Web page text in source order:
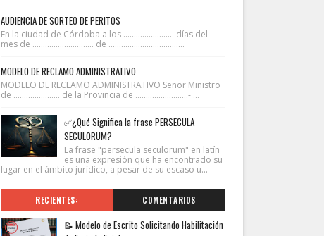
AUDIENCIA DE SORTEO DE PERITOS
En la ciudad de Córdoba a los ....................... días del
mes de ............................. de ....................................
MODELO DE RECLAMO ADMINISTRATIVO
MODELO DE RECLAMO ADMINISTRATIVO Señor Ministro
de ...................... de la Provincia de .........................- ...
✅¿Qué Significa la frase PERSECULA
SECULORUM?
La frase "persecula seculorum" en latín
es una expresión que ha encontrado su
lugar en el ámbito jurídico, a pesar de su escaso u...
RECIENTES: COMENTARIOS
📝 Modelo de Escrito Solicitando Habilitación